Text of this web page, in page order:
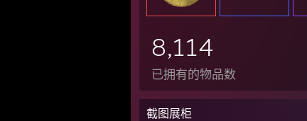
8,114
已拥有的物品数
截图展柜